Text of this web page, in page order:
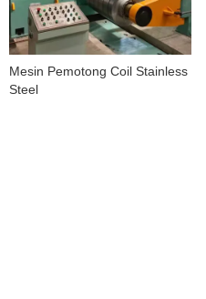
Mesin Pemotong Coil Stainless
Steel